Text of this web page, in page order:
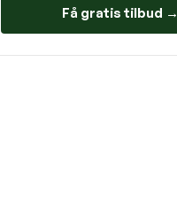
Få gratis tilbud →